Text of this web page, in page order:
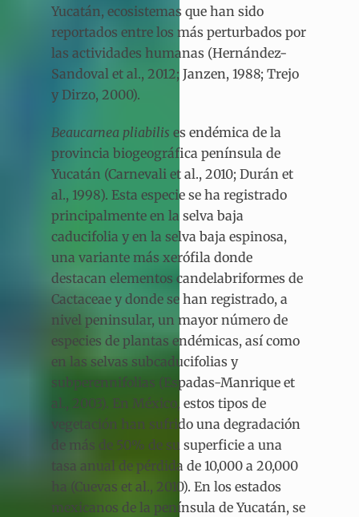
Yucatán, ecosistemas que han sido
reportados entre los más perturbados por
las actividades humanas (Hernández-
Sandoval et al., 2012; Janzen, 1988; Trejo
y Dirzo, 2000).
Beaucarnea pliabilis es endémica de la
provincia biogeográfica península de
Yucatán (Carnevali et al., 2010; Durán et
al., 1998). Esta especie se ha registrado
principalmente en la selva baja
caducifolia y en la selva baja espinosa,
una variante más xerófila donde
destacan elementos candelabriformes de
Cactaceae y donde se han registrado, a
nivel peninsular, un mayor número de
especies de plantas endémicas, así como
en las selvas subcaducifolias y
subperennifolias (Espadas-Manrique et
al., 2003). En México, estos tipos de
vegetación han sufrido una degradación
de más de 50% de su superficie a una
tasa anual de pérdida de 10,000 a 20,000
ha (Cuevas et al., 2010). En los estados
mexicanos de la península de Yucatán, se